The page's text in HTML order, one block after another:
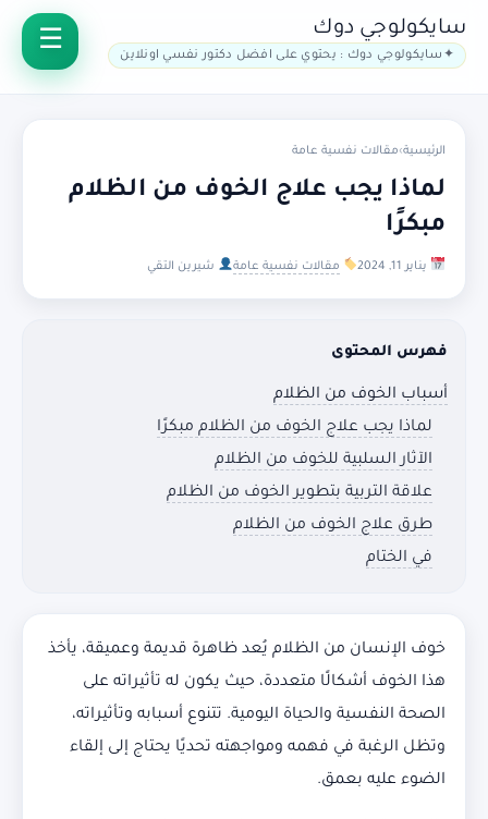
سايكولوجي دوك
سايكولوجي دوك : يحتوي على افضل دكتور نفسي اونلاين
الرئيسية›مقالات نفسية عامة
لماذا يجب علاج الخوف من الظلام
مبكرًا
يناير 11, 2024 مقالات نفسية عامة شيرين التقي
فهرس المحتوى
أسباب الخوف من الظلام
لماذا يجب علاج الخوف من الظلام مبكرًا
الآثار السلبية للخوف من الظلام
علاقة التربية بتطوير الخوف من الظلام
طرق علاج الخوف من الظلام
في الختام
خوف الإنسان من الظلام يُعد ظاهرة قديمة وعميقة، يأخذ
هذا الخوف أشكالًا متعددة، حيث يكون له تأثيراته على
الصحة النفسية والحياة اليومية. تتنوع أسبابه وتأثيراته،
وتظل الرغبة في فهمه ومواجهته تحديًا يحتاج إلى إلقاء
الضوء عليه بعمق.